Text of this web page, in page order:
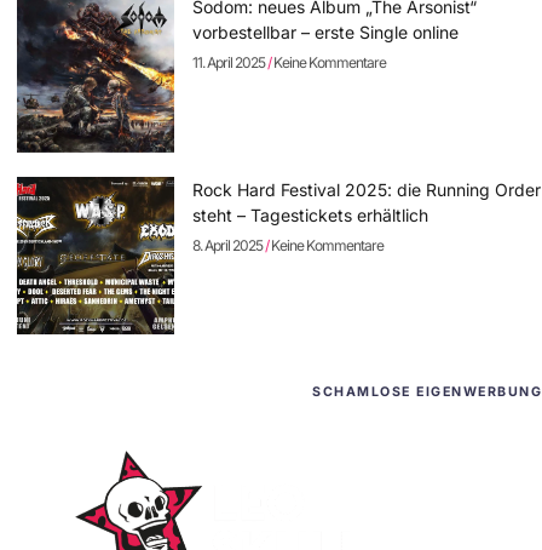
Sodom: neues Album „The Arsonist“
vorbestellbar – erste Single online
11. April 2025 Keine Kommentare
Rock Hard Festival 2025: die Running Order
steht – Tagestickets erhältlich
8. April 2025 Keine Kommentare
SCHAMLOSE EIGENWERBUNG